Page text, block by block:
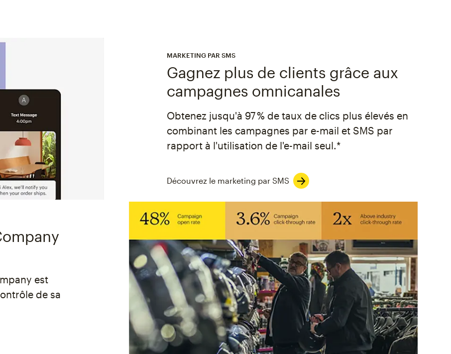
MARKETING PAR SMS
Gagnez plus de clients grâce aux
campagnes omnicanales
Obtenez jusqu'à 97 % de taux de clics plus élevés en
combinant les campagnes par e-mail et SMS par
rapport à l'utilisation de l'e-mail seul.*
Découvrez le marketing par SMS
est
de sa